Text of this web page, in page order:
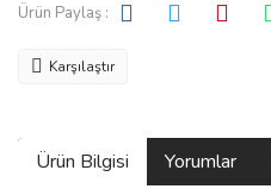
Ürün Paylaş :
Karşılaştır
Ürün Bilgisi Yorumlar